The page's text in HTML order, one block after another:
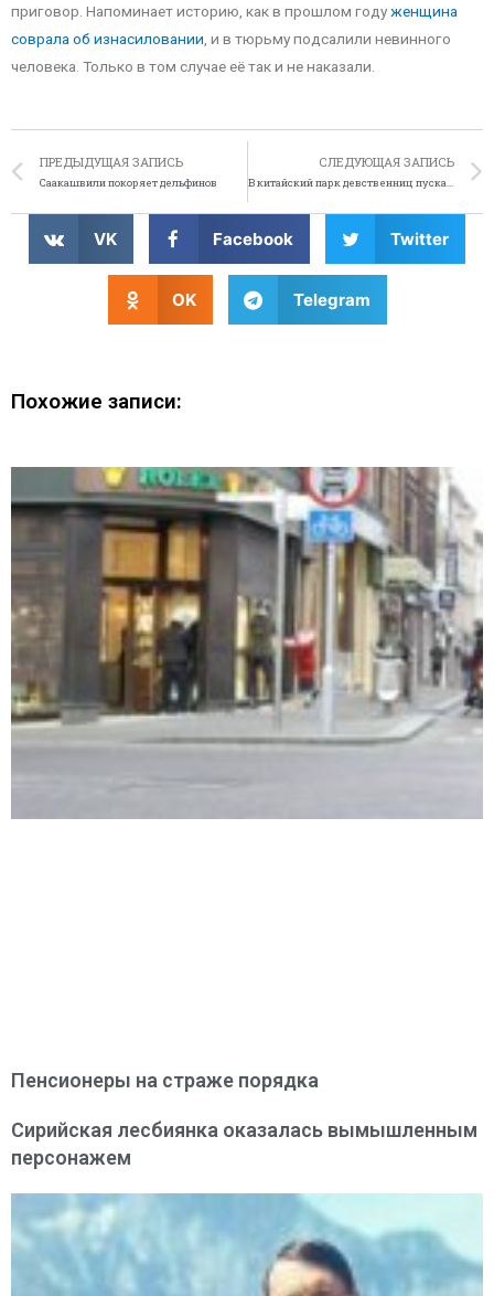
приговор. Напоминает историю, как в прошлом годуженщина
соврала об изнасиловании , и в тюрьму подсалили невинного
человека. Только в том случае её так и не наказали.
ПРЕДЫДУЩАЯ ЗАПИСЬ
Саакашвили покоряет дельфинов
СЛЕДУЮЩАЯ ЗАПИСЬ
В китайский парк девственниц пускают бесплатно
VK Facebook Twitter
OK Telegram
Похожие записи:
Пенсионеры на страже порядка
Сирийская лесбиянка оказалась вымышленным
персонажем